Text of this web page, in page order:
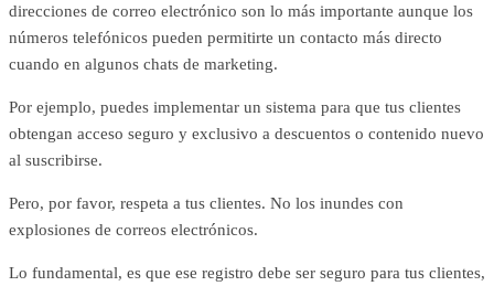
direcciones de correo electrónico son lo más importante aunque los
números telefónicos pueden permitirte un contacto más directo
cuando en algunos chats de marketing.
Por ejemplo, puedes implementar un sistema para que tus clientes
obtengan acceso seguro y exclusivo a descuentos o contenido nuevo
al suscribirse.
Pero, por favor, respeta a tus clientes. No los inundes con
explosiones de correos electrónicos.
Lo fundamental, es que ese registro debe ser seguro para tus clientes,